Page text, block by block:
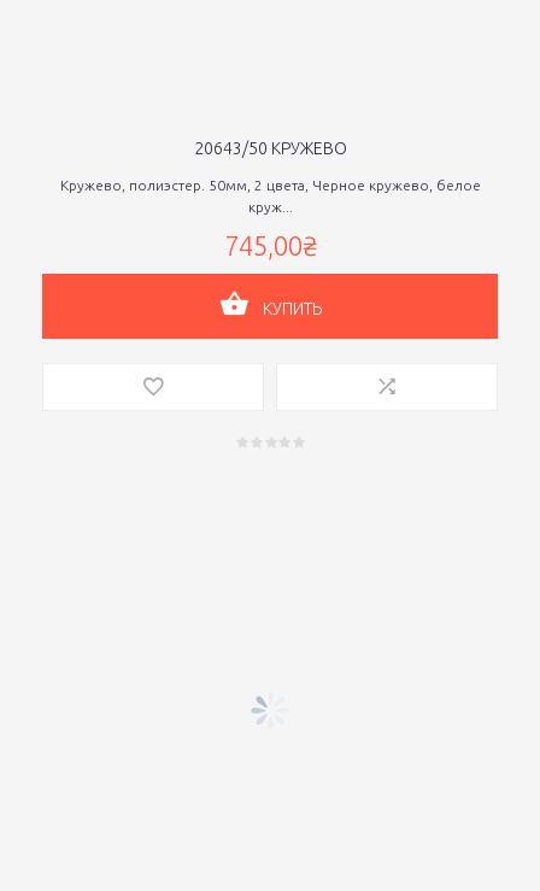
20643/50 КРУЖЕВО
Кружево, полиэстер. 50мм, 2 цвета, Черное кружево, белое
круж...
745,00₴
КУПИТЬ